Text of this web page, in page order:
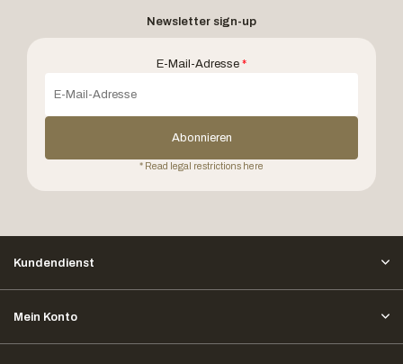
Newsletter sign-up
E-Mail-Adresse *
Abonnieren
* Read legal restrictions here
Kundendienst
Mein Konto